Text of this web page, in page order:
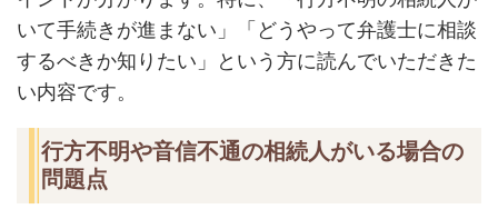
いて手続きが進まない」「どうやって弁護士に相談
するべきか知りたい」という方に読んでいただきた
い内容です。
行方不明や音信不通の相続人がいる場合の
問題点